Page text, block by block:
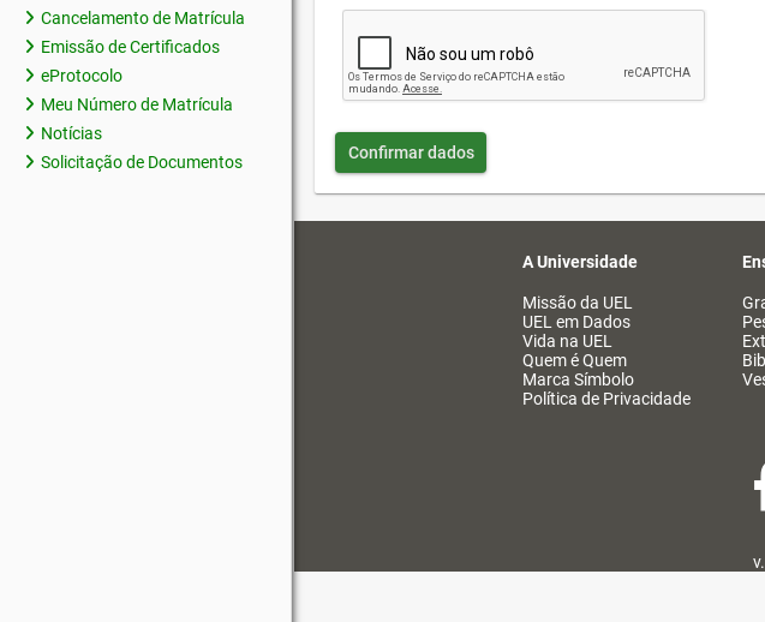
Cancelamento de Matrícula
Emissão de Certificados
eProtocolo
Meu Número de Matrícula
Notícias
Solicitação de Documentos
Confirmar dados
A Universidade
Missão da UEL
UEL em Dados
Vida na UEL
Quem é Quem
Marca Símbolo
Política de Privacidade